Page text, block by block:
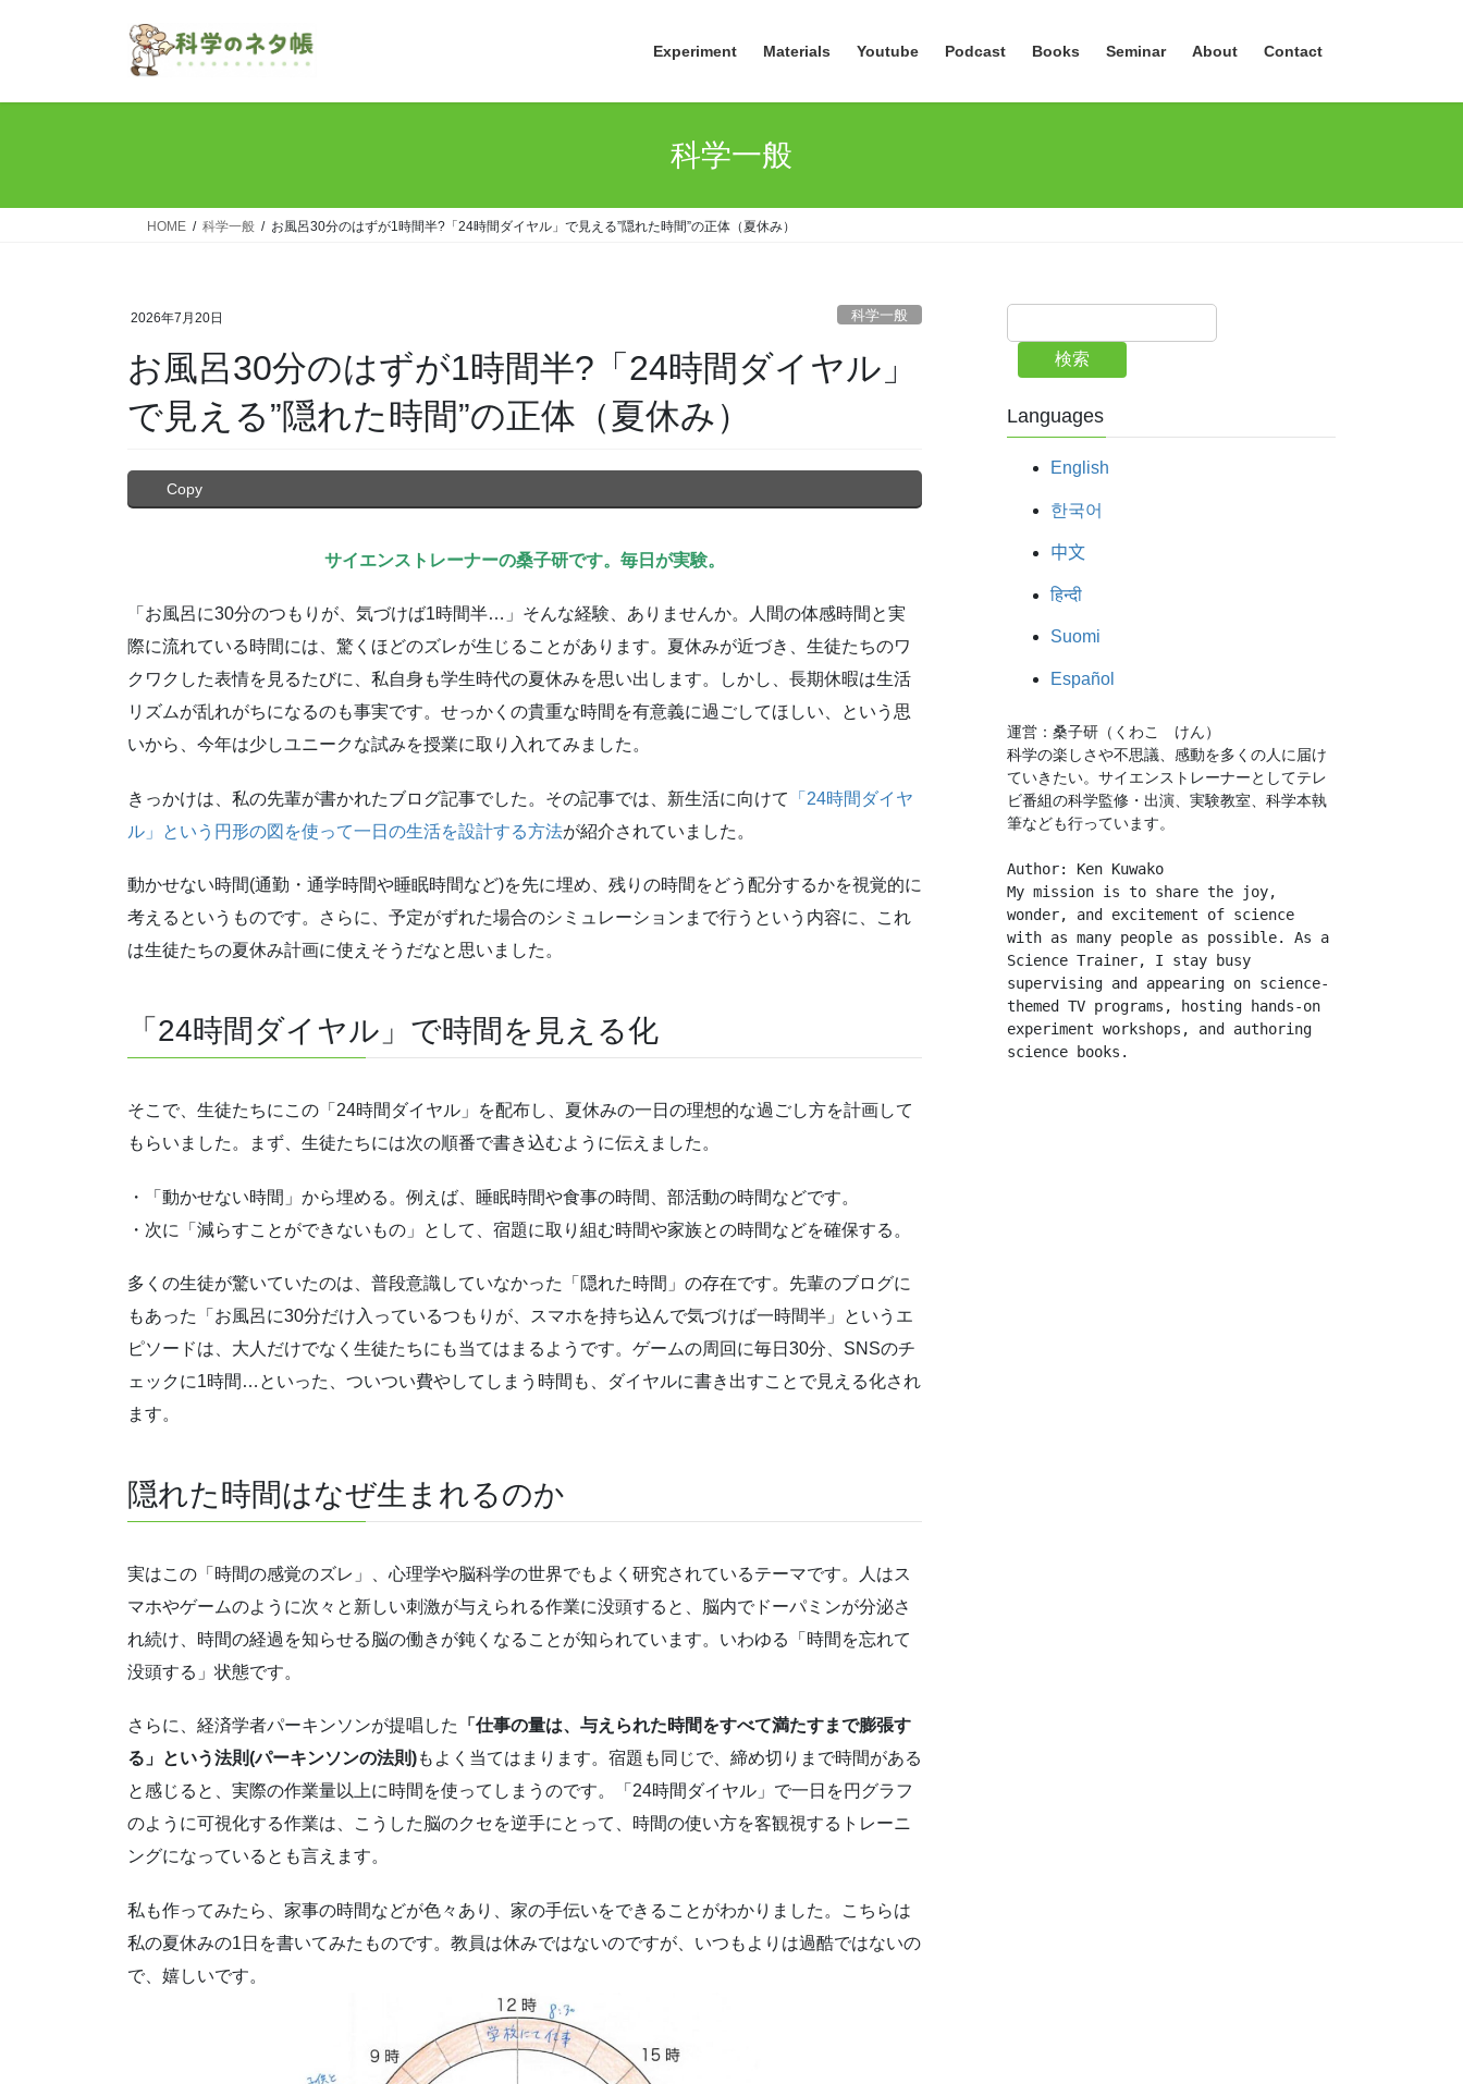
Experiment Materials Youtube Podcast Books Seminar About Contact
科学一般
HOME 科学一般 お風呂30分のはずが1時間半?「24時間ダイヤル」で見える”隠れた時間”の正体（夏休み）
2026年7月20日 科学一般
お風呂30分のはずが1時間半?「24時間ダイヤル」
で見える”隠れた時間”の正体（夏休み）
Copy
サイエンストレーナーの桑子研です。毎日が実験。
「お風呂に30分のつもりが、気づけば1時間半…」そんな経験、ありませんか。人間の体感時間と実
際に流れている時間には、驚くほどのズレが生じることがあります。夏休みが近づき、生徒たちのワ
クワクした表情を見るたびに、私自身も学生時代の夏休みを思い出します。しかし、長期休暇は生活
リズムが乱れがちになるのも事実です。せっかくの貴重な時間を有意義に過ごしてほしい、という思
いから、今年は少しユニークな試みを授業に取り入れてみました。
きっかけは、私の先輩が書かれたブログ記事でした。その記事では、新生活に向けて
「24時間ダイヤ
ル」という円形の図を使って一日の生活を設計する方法が紹介されていました。
動かせない時間(通勤・通学時間や睡眠時間など)を先に埋め、残りの時間をどう配分するかを視覚的に
考えるというものです。さらに、予定がずれた場合のシミュレーションまで行うという内容に、これ
は生徒たちの夏休み計画に使えそうだなと思いました。
「24時間ダイヤル」で時間を見える化
そこで、生徒たちにこの「24時間ダイヤル」を配布し、夏休みの一日の理想的な過ごし方を計画して
もらいました。まず、生徒たちには次の順番で書き込むように伝えました。
・「動かせない時間」から埋める。例えば、睡眠時間や食事の時間、部活動の時間などです。
・次に「減らすことができないもの」として、宿題に取り組む時間や家族との時間などを確保する。
多くの生徒が驚いていたのは、普段意識していなかった「隠れた時間」の存在です。先輩のブログに
もあった「お風呂に30分だけ入っているつもりが、スマホを持ち込んで気づけば一時間半」というエ
ピソードは、大人だけでなく生徒たちにも当てはまるようです。ゲームの周回に毎日30分、SNSのチ
ェックに1時間…といった、ついつい費やしてしまう時間も、ダイヤルに書き出すことで見える化され
ます。
隠れた時間はなぜ生まれるのか
実はこの「時間の感覚のズレ」、心理学や脳科学の世界でもよく研究されているテーマです。人はス
マホやゲームのように次々と新しい刺激が与えられる作業に没頭すると、脳内でドーパミンが分泌さ
れ続け、時間の経過を知らせる脳の働きが鈍くなることが知られています。いわゆる「時間を忘れて
没頭する」状態です。
さらに、経済学者パーキンソンが提唱した
「仕事の量は、与えられた時間をすべて満たすまで膨張す
る」という法則(パーキンソンの法則)もよく当てはまります。宿題も同じで、締め切りまで時間がある
と感じると、実際の作業量以上に時間を使ってしまうのです。「24時間ダイヤル」で一日を円グラフ
のように可視化する作業は、こうした脳のクセを逆手にとって、時間の使い方を客観視するトレーニ
ングになっているとも言えます。
私も作ってみたら、家事の時間などが色々あり、家の手伝いをできることがわかりました。こちらは
私の夏休みの1日を書いてみたものです。教員は休みではないのですが、いつもよりは過酷ではないの
で、嬉しいです。
検索
Languages
English
한국어
中文
हिन्दी
Suomi
Español
運営：桑子研（くわこ　けん）
科学の楽しさや不思議、感動を多くの人に届け
ていきたい。サイエンストレーナーとしてテレ
ビ番組の科学監修・出演、実験教室、科学本執
筆なども行っています。
Author: Ken Kuwako
My mission is to share the joy,
wonder, and excitement of science
with as many people as possible. As a
Science Trainer, I stay busy
supervising and appearing on science-
themed TV programs, hosting hands-on
experiment workshops, and authoring
science books.